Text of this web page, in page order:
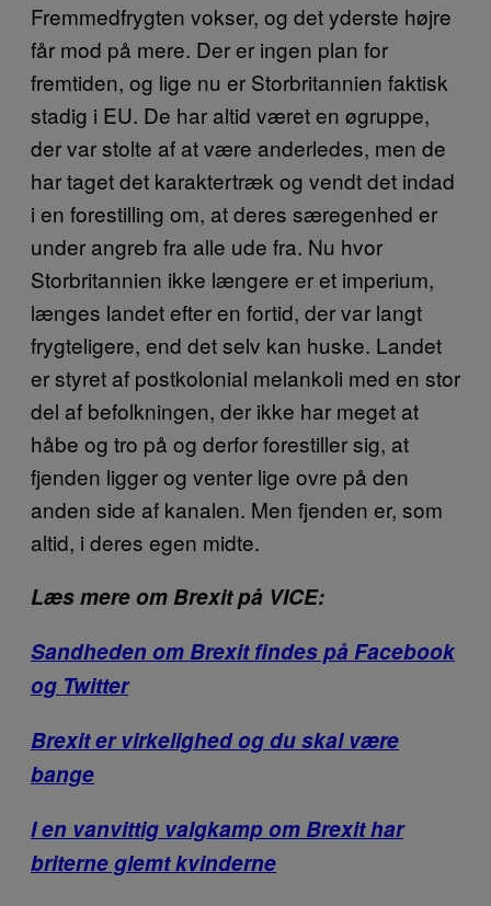
Fremmedfrygten vokser, og det yderste højre
får mod på mere. Der er ingen plan for
fremtiden, og lige nu er Storbritannien faktisk
stadig i EU. De har altid været en øgruppe,
der var stolte af at være anderledes, men de
har taget det karaktertræk og vendt det indad
i en forestilling om, at deres særegenhed er
under angreb fra alle ude fra. Nu hvor
Storbritannien ikke længere er et imperium,
længes landet efter en fortid, der var langt
frygteligere, end det selv kan huske. Landet
er styret af postkolonial melankoli med en stor
del af befolkningen, der ikke har meget at
håbe og tro på og derfor forestiller sig, at
fjenden ligger og venter lige ovre på den
anden side af kanalen. Men fjenden er, som
altid, i deres egen midte.
Læs mere om Brexit på VICE:
Sandheden om Brexit findes på Facebook
og Twitter
Brexit er virkelighed og du skal være
bange
I en vanvittig valgkamp om Brexit har
briterne glemt kvinderne